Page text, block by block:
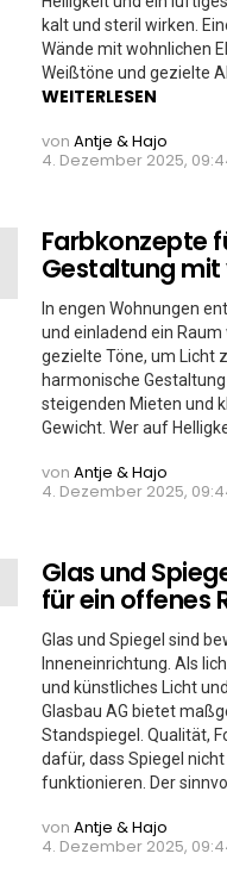
kalt und steril wirken.
Wände mit wohnlichen
Weißtöne und gezielte
WEITERLESEN
von Antje & Hajo
4. Dezember 2025,
Farbkonzepte
Gestaltung mit
In engen Wohnungen
und einladend ein
gezielte Töne, um Licht
harmonische
steigenden Mieten und
Gewicht. Wer auf
von Antje & Hajo
4. Dezember 2025,
Glas und
für ein offenes
Glas und Spiegel sind
Inneneinrichtung. Als
und künstliches Licht
Glasbau AG bietet
Standspiegel. Qualität,
dafür, dass Spiegel
funktionieren. Der
von Antje & Hajo
4. Dezember 2025,